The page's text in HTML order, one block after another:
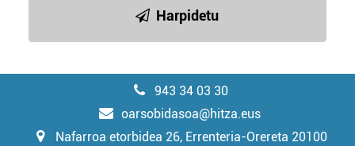
Harpidetu
943 34 03 30
oarsobidasoa@hitza.eus
Nafarroa etorbidea 26, Errenteria-Orereta 20100